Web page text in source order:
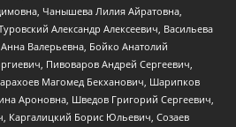
Чанышева Лилия Айратовна,
Александр Алексеевич, Васильева
Валерьевна, Бойко Анатолий
Пивоваров Андрей Сергеевич,
Магомед Бекханович, Шарипков
Ароновна, Шведов Григорий Сергеевич,
Каргалицкий Борис Юльевич, Созаев